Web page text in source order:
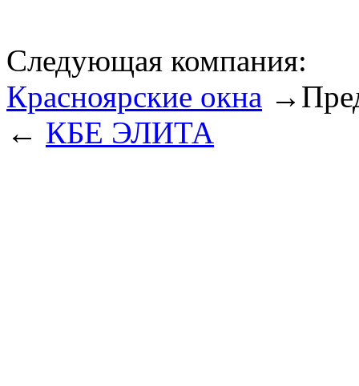
Следующая компания:
Красноярские окна →
← КБЕ ЭЛИТА